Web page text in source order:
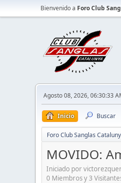
Bienvenido a Foro Club
Agosto 08, 2026, 06:30:33
Inicio Buscar
Foro Club Sanglas
MOVIDO:
Iniciado por
0 Miembros y 3